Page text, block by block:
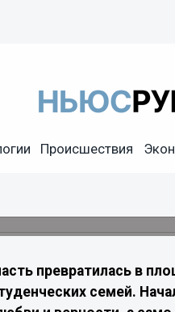
Происшествия
страны
превратилась в
семей.